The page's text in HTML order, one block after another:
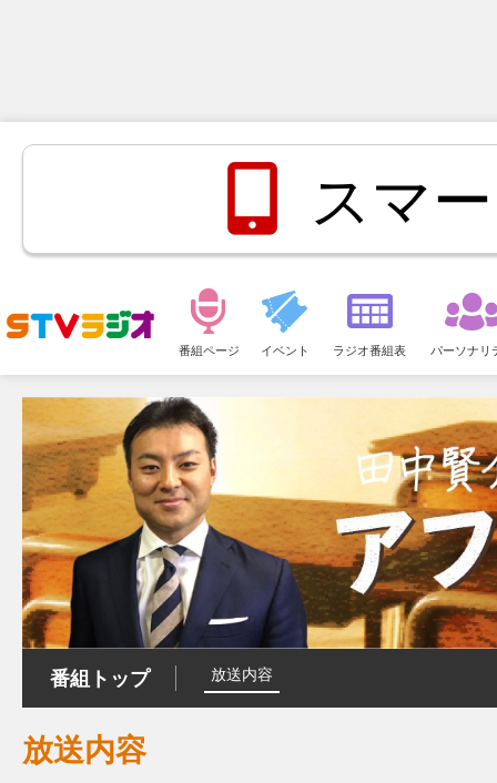
スマ
ュ
ー
番組ページ イベント ラジオ番組表 パーソナリ
番組トップ 放送内容
放送内容